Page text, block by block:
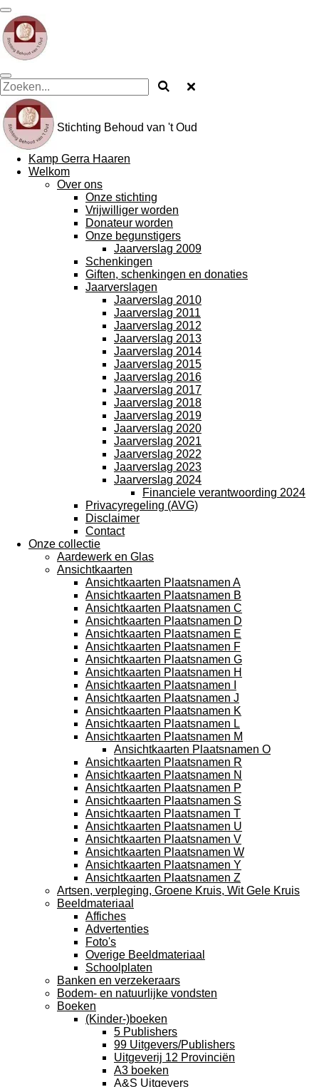
Ga
direct
naar
de
hoofdinhoud
Stichting Behoud van 't Oud
Kamp Gerra Haaren
Welkom
Over ons
Onze stichting
Vrijwilliger worden
Donateur worden
Onze begunstigers
Jaarverslag 2009
Schenkingen
Giften, schenkingen en donaties
Jaarverslagen
Jaarverslag 2010
Jaarverslag 2011
Jaarverslag 2012
Jaarverslag 2013
Jaarverslag 2014
Jaarverslag 2015
Jaarverslag 2016
Jaarverslag 2017
Jaarverslag 2018
Jaarverslag 2019
Jaarverslag 2020
Jaarverslag 2021
Jaarverslag 2022
Jaarverslag 2023
Jaarverslag 2024
Financiele verantwoording 2024
Privacyregeling (AVG)
Disclaimer
Contact
Onze collectie
Aardewerk en Glas
Ansichtkaarten
Ansichtkaarten Plaatsnamen A
Ansichtkaarten Plaatsnamen B
Ansichtkaarten Plaatsnamen C
Ansichtkaarten Plaatsnamen D
Ansichtkaarten Plaatsnamen E
Ansichtkaarten Plaatsnamen F
Ansichtkaarten Plaatsnamen G
Ansichtkaarten Plaatsnamen H
Ansichtkaarten Plaatsnamen I
Ansichtkaarten Plaatsnamen J
Ansichtkaarten Plaatsnamen K
Ansichtkaarten Plaatsnamen L
Ansichtkaarten Plaatsnamen M
Ansichtkaarten Plaatsnamen O
Ansichtkaarten Plaatsnamen R
Ansichtkaarten Plaatsnamen N
Ansichtkaarten Plaatsnamen P
Ansichtkaarten Plaatsnamen S
Ansichtkaarten Plaatsnamen T
Ansichtkaarten Plaatsnamen U
Ansichtkaarten Plaatsnamen V
Ansichtkaarten Plaatsnamen W
Ansichtkaarten Plaatsnamen Y
Ansichtkaarten Plaatsnamen Z
Artsen, verpleging, Groene Kruis, Wit Gele Kruis
Beeldmateriaal
Affiches
Advertenties
Foto's
Overige Beeldmateriaal
Schoolplaten
Banken en verzekeraars
Bodem- en natuurlijke vondsten
Boeken
(Kinder-)boeken
5 Publishers
99 Uitgevers/Publishers
Uitgeverij 12 Provinciën
A3 boeken
A&S Uitgevers